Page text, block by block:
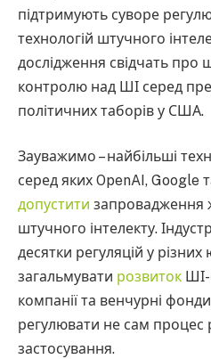
підтримують суворе
технологій штучного
дослідження свідчать про
контролю над ШІ серед
політичних таборів у США.
Зауважимо – найбільші
серед яких OpenAI, Google
допустити запровадження
штучного інтелекту.
десятки регуляцій у
загальмувати розвиток ШІ-
компанії та венчурні
регулювати не сам процес
застосування.